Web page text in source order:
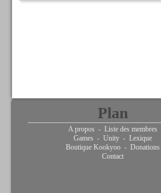
Plan
A propos - Liste des membres
Games - Unity - Lexique
Boutique Kookyoo - Donations
Contact